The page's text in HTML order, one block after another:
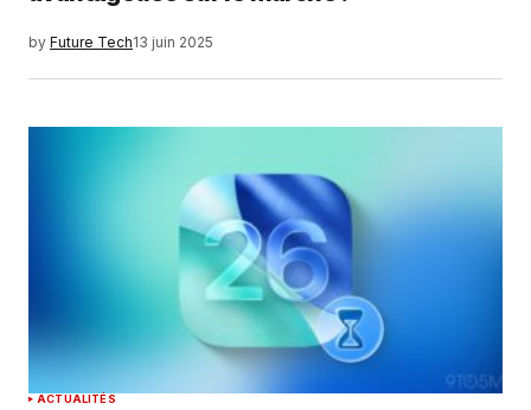
by Future Tech13 juin 2025
ACTUALITÉS